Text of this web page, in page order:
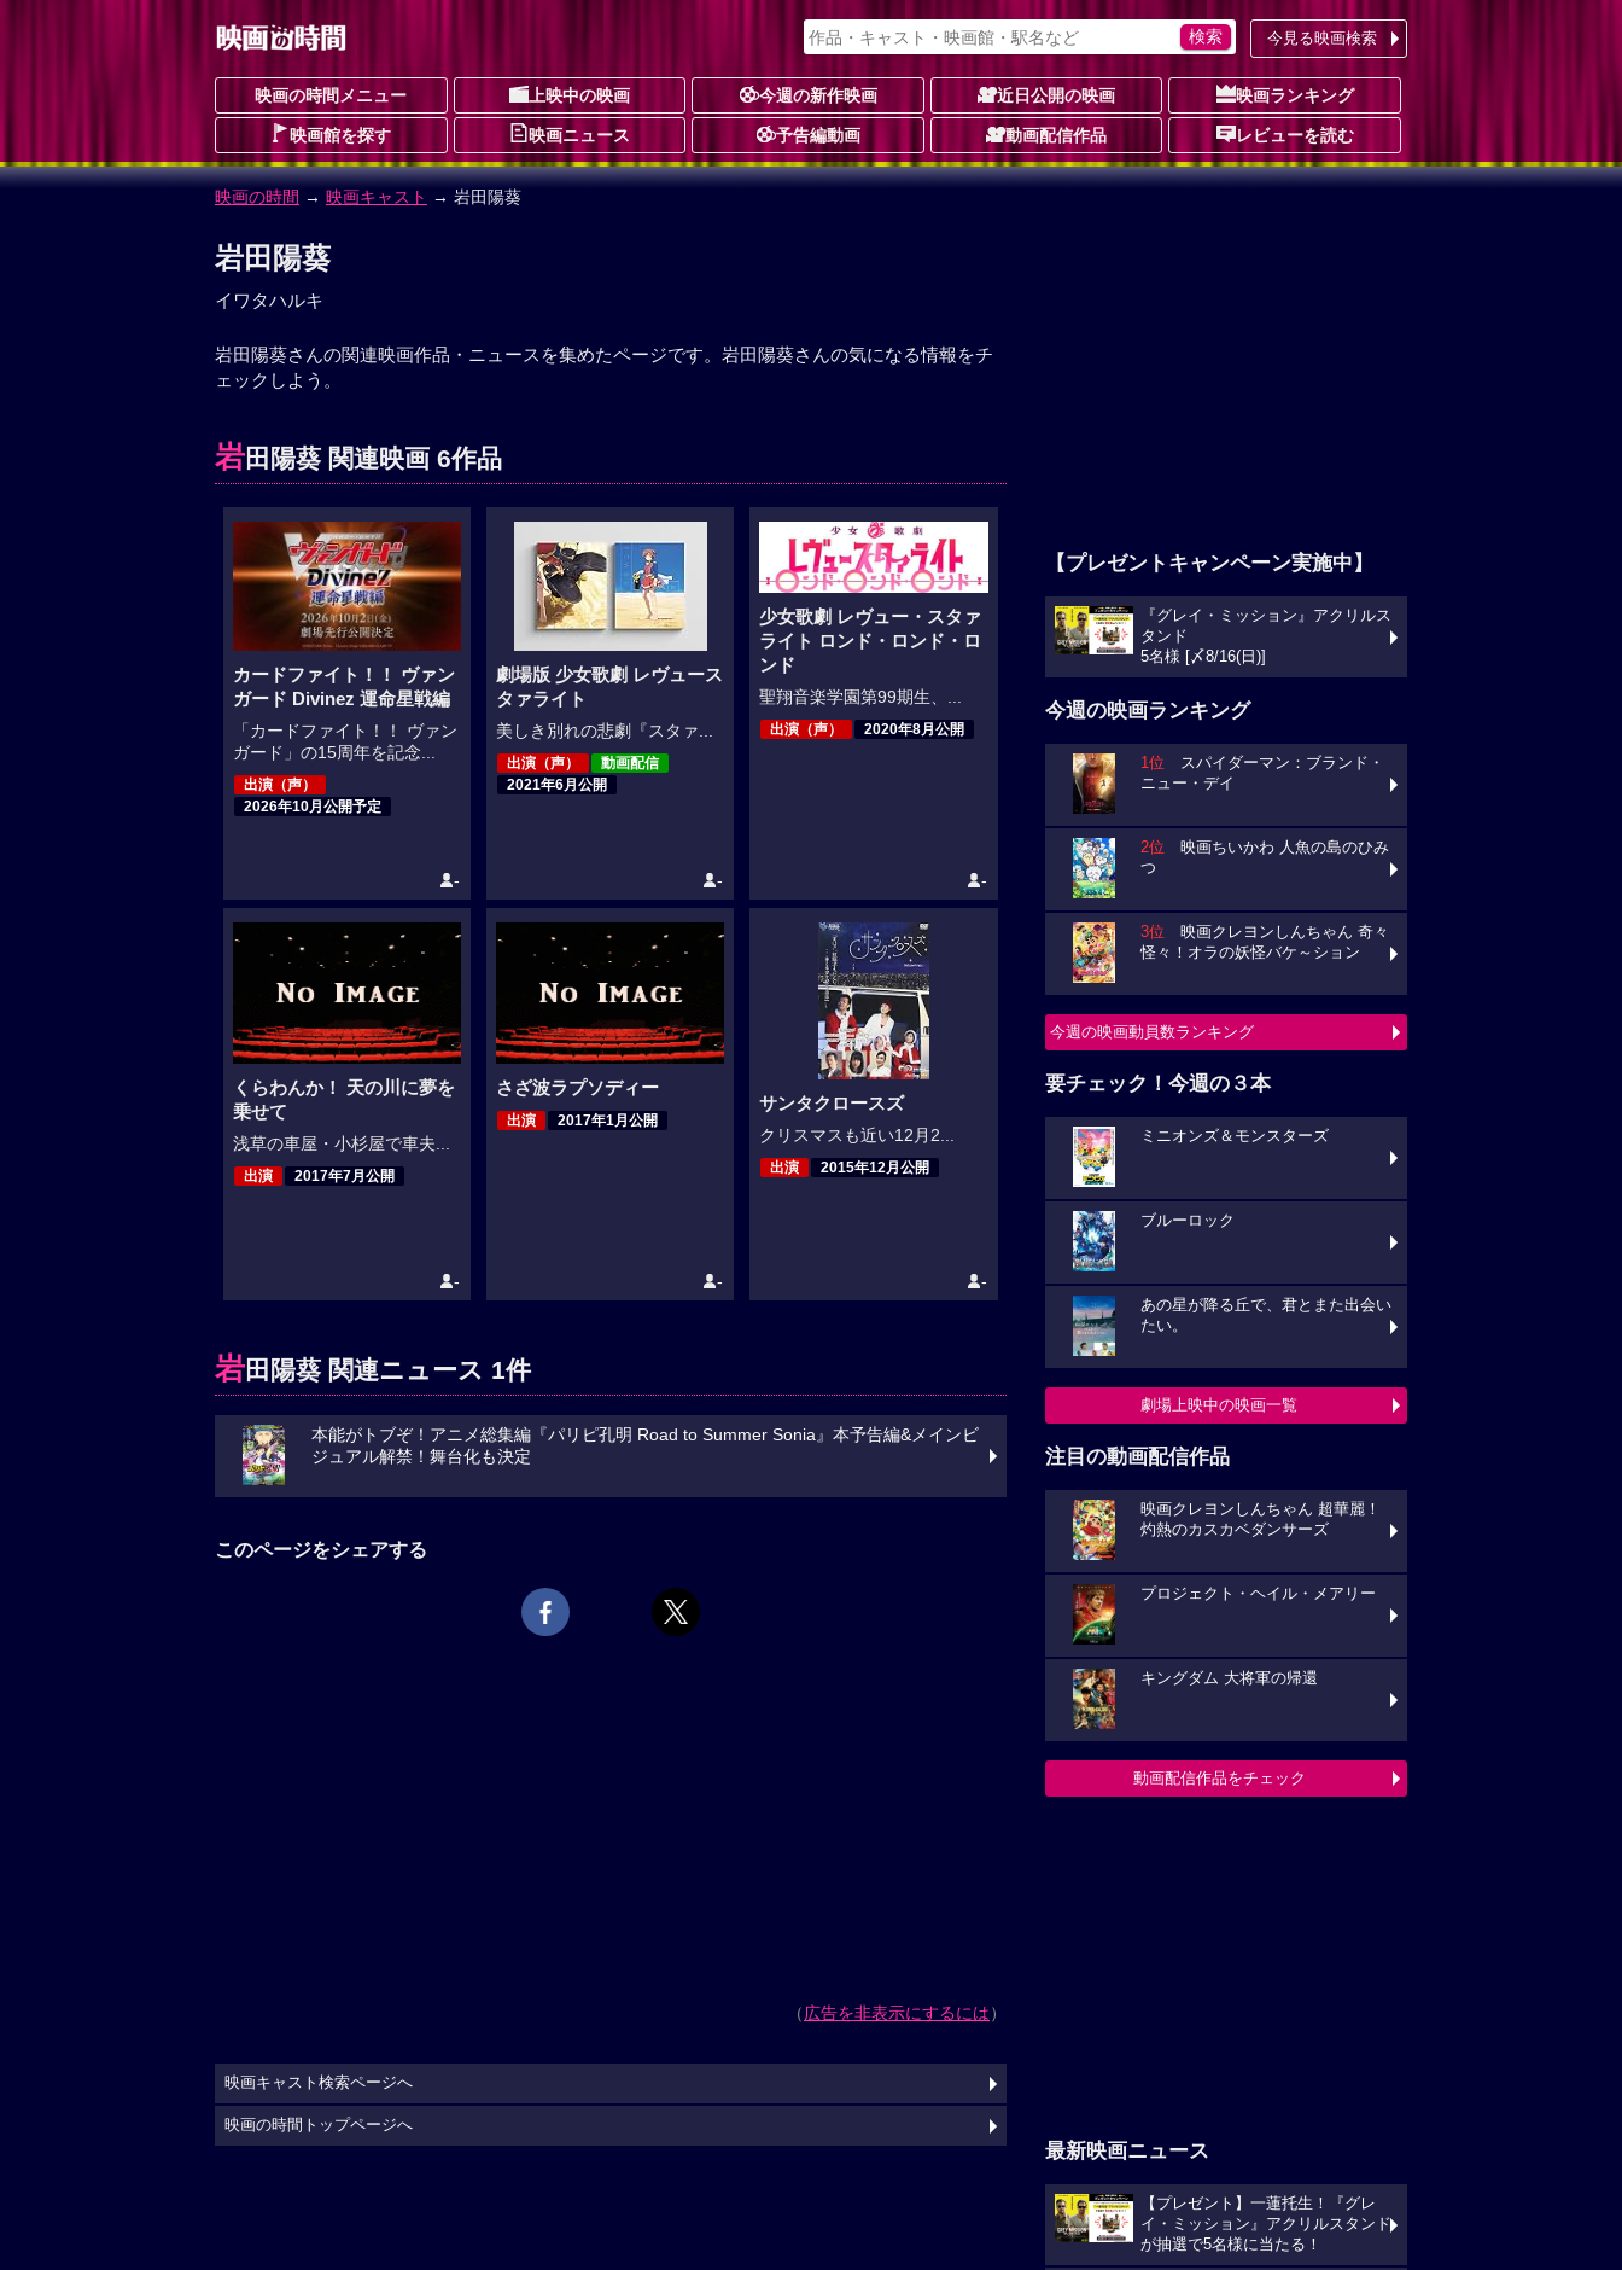
今見る映画検索
映画の時間メニュー 上映中の映画 今週の新作映画 近日公開の映画 映画ランキング
映画館を探す 映画ニュース 予告編動画 動画配信作品 レビューを読む
映画の時間 → 映画キャスト → 岩田陽葵
岩田陽葵
イワタハルキ
岩田陽葵さんの関連映画作品・ニュースを集めたページです。岩田陽葵さんの気になる情報をチ
ェックしよう。
岩田陽葵 関連映画 6作品
カードファイト！！ ヴァン
ガード Divinez 運命星戦編
「カードファイト！！ ヴァン
ガード」の15周年を記念...
出演（声）
2026年10月公開予定
-
劇場版 少女歌劇 レヴュース
タァライト
美しき別れの悲劇『スタァ...
出演（声）
動画配信
2021年6月公開
-
少女歌劇 レヴュー・スタァ
ライト ロンド・ロンド・ロ
ンド
聖翔音楽学園第99期生、...
出演（声） 2020年8月公開
-
くらわんか！ 天の川に夢を
乗せて
浅草の車屋・小杉屋で車夫...
出演 2017年7月公開
-
さざ波ラプソディー
出演 2017年1月公開
-
サンタクロースズ
クリスマスも近い12月2...
出演 2015年12月公開
-
岩田陽葵 関連ニュース 1件
本能がトブぞ！アニメ総集編『パリピ孔明 Road to Summer Sonia』本予告編&メインビ
ジュアル解禁！舞台化も決定
このページをシェアする
（広告を非表示にするには）
【プレゼントキャンペーン実施中】
『グレイ・ミッション』アクリルス
タンド
5名様 [〆8/16(日)]
今週の映画ランキング
1位 スパイダーマン：ブランド・
ニュー・デイ
2位 映画ちいかわ 人魚の島のひみ
つ
3位 映画クレヨンしんちゃん 奇々
怪々！オラの妖怪バケ～ション
今週の映画動員数ランキング
要チェック！今週の３本
ミニオンズ＆モンスターズ
ブルーロック
あの星が降る丘で、君とまた出会い
たい。
劇場上映中の映画一覧
注目の動画配信作品
映画クレヨンしんちゃん 超華麗！
灼熱のカスカベダンサーズ
プロジェクト・ヘイル・メアリー
キングダム 大将軍の帰還
動画配信作品をチェック
最新映画ニュース
【プレゼント】一蓮托生！『グレ
イ・ミッション』アクリルスタンド
が抽選で5名様に当たる！
映画キャスト検索ページへ
映画の時間トップページへ